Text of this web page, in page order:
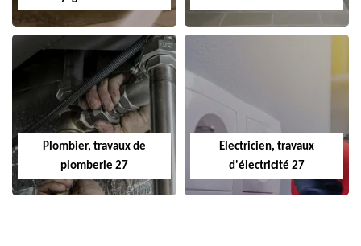
Plombier, travaux de
plomberie 27
Electricien, travaux
d'électricité 27